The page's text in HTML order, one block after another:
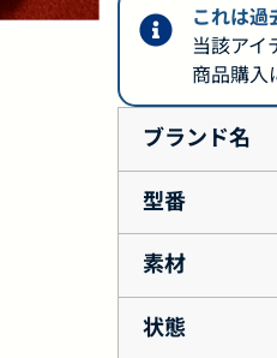
これは過
当該アイ
商品購入
ブランド名
型番
素材
状態